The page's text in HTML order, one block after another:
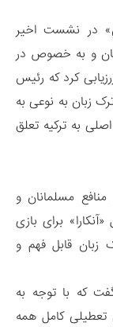
در نشست اخیر
و به خصوص در
کرد که رئیس
زبان به نوعی به
به ترکیه تعلق
مسلمانان و
برای بازی
قابل فهم و
که با توجه به
تعطیلی کامل همه